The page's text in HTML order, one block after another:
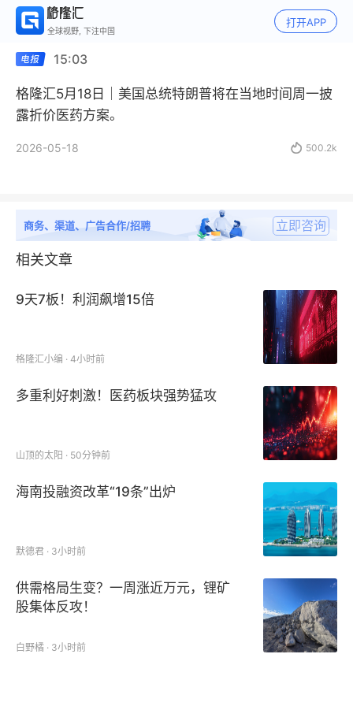
全球视野, 下注中国
打开APP
15:03
格隆汇5月18日｜美国总统特朗普将在当地时间周一披
露折价医药方案。
2026-05-18  500.2k
商务、渠道、广告合作/招聘 立即咨询
相关文章
9天7板！利润飙增15倍
格隆汇小编 · 4小时前
多重利好刺激！医药板块强势猛攻
山顶的太阳 · 50分钟前
海南投融资改革“19条”出炉
默德君 · 3小时前
供需格局生变？一周涨近万元，锂矿
股集体反攻！
白野橘 · 3小时前